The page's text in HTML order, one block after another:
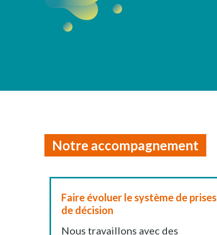
Notre accompagnement
Faire évoluer le système de prises
de décision
Nous travaillons avec des